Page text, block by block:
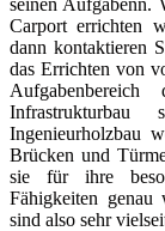
Carport errichten
dann kontaktieren
das Errichten von
Ingenieurholzbau
Brücken und
sie für ihre
Fähigkeiten genau
sind also sehr